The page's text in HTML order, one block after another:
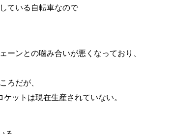
ている自転車なので
ーンとの噛み合いが悪くなっており、
ろだが、
ットは現在生産されていない。